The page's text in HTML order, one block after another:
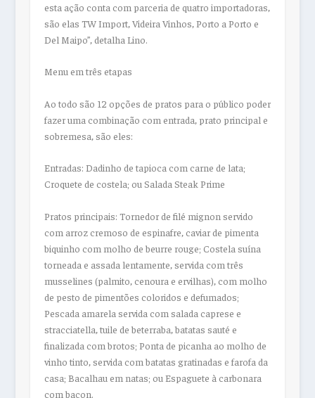
esta ação conta com parceria de quatro importadoras,
são elas TW Import, Videira Vinhos, Porto a Porto e
Del Maipo”, detalha Lino.
Menu em três etapas
Ao todo são 12 opções de pratos para o público poder
fazer uma combinação com entrada, prato principal e
sobremesa, são eles:
Entradas: Dadinho de tapioca com carne de lata;
Croquete de costela; ou Salada Steak Prime
Pratos principais: Tornedor de filé mignon servido
com arroz cremoso de espinafre, caviar de pimenta
biquinho com molho de beurre rouge; Costela suína
torneada e assada lentamente, servida com três
musselines (palmito, cenoura e ervilhas), com molho
de pesto de pimentões coloridos e defumados;
Pescada amarela servida com salada caprese e
stracciatella, tuile de beterraba, batatas sauté e
finalizada com brotos; Ponta de picanha ao molho de
vinho tinto, servida com batatas gratinadas e farofa da
casa; Bacalhau em natas; ou Espaguete à carbonara
com bacon.